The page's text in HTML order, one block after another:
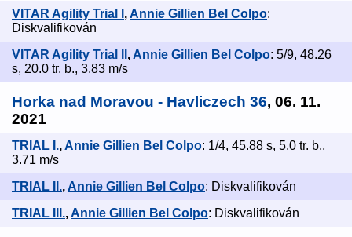
VITAR Agility Trial I ,Annie Gillien Bel Colpo:
Diskvalifikován
VITAR Agility Trial II , Annie Gillien Bel Colpo: 5/9, 48.26
s, 20.0 tr. b., 3.83 m/s
Horka nad Moravou - Havliczech 36, 06. 11.
2021
TRIAL I.,Annie Gillien Bel Colpo: 1/4, 45.88 s, 5.0 tr. b.,
3.71 m/s
TRIAL II., Annie Gillien Bel Colpo: Diskvalifikován
TRIAL III.,Annie Gillien Bel Colpo: Diskvalifikován